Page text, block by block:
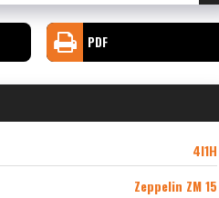
PDF
4I1H
Zeppelin ZM 15